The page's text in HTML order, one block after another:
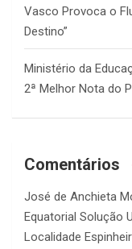
Vasco Provoca o
Destino”
Ministério da
2ª Melhor Nota do
Comentários
José de Anchieta
Equatorial Solução
Localidade